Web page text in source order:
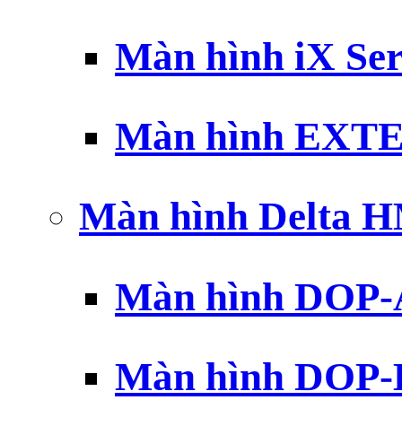
Màn hình iX
Màn hình
Màn hình Delta
Màn hình DOP-
Màn hình DOP-